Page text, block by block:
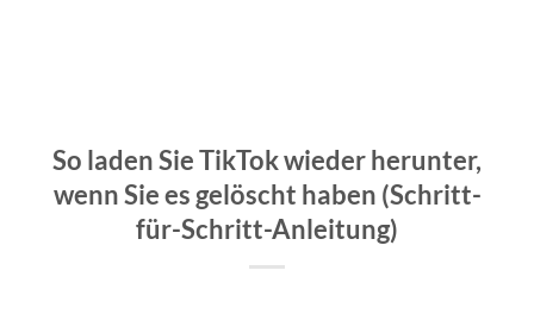
So laden Sie TikTok wieder herunter,
wenn Sie es gelöscht haben (Schritt-
für-Schritt-Anleitung)